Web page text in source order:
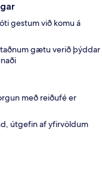
gestum við komu á
gætu verið þýddar
með reiðufé er
útgefin af yfirvöldum